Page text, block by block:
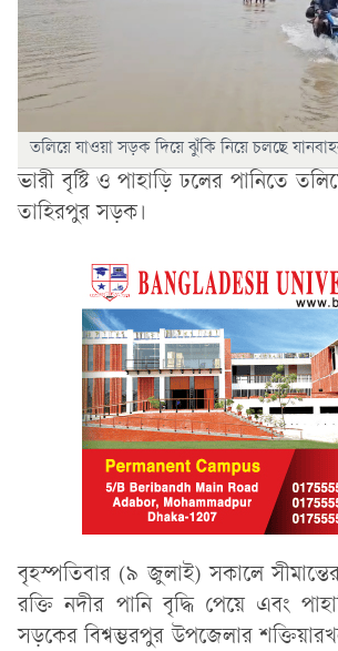
তলিয়ে যাওয়া সড়ক দিয়ে ঝুঁকি নিয়ে চলছে
ভারী বৃষ্টি ও পাহাড়ি ঢলের পানিতে
তাহিরপুর সড়ক।
বৃহস্পতিবার (৯ জুলাই) সকালে
রক্তি নদীর পানি বৃদ্ধি পেয়ে এবং
সড়কের বিশ্বম্ভরপুর উপজেলার